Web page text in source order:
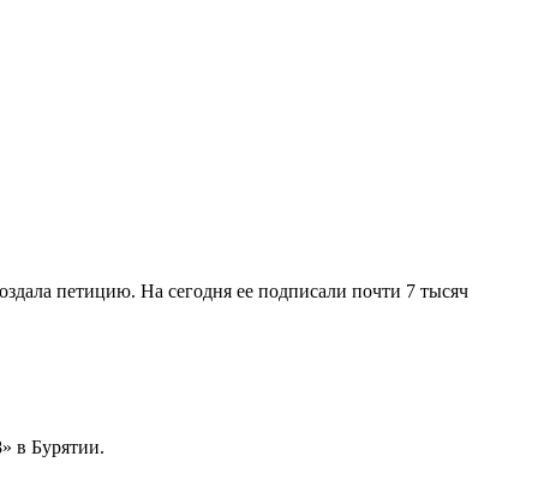
петицию. На сегодня ее подписали почти 7 тысяч
в Бурятии.